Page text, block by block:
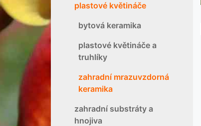
plastové květináče
bytová keramika
plastové květináče a
truhlíky
zahradní mrazuvzdorná
keramika
zahradní substráty a
hnojiva